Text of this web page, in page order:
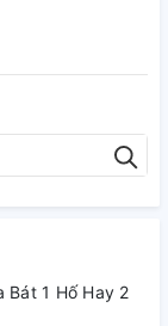
Bát 1 Hố Hay 2